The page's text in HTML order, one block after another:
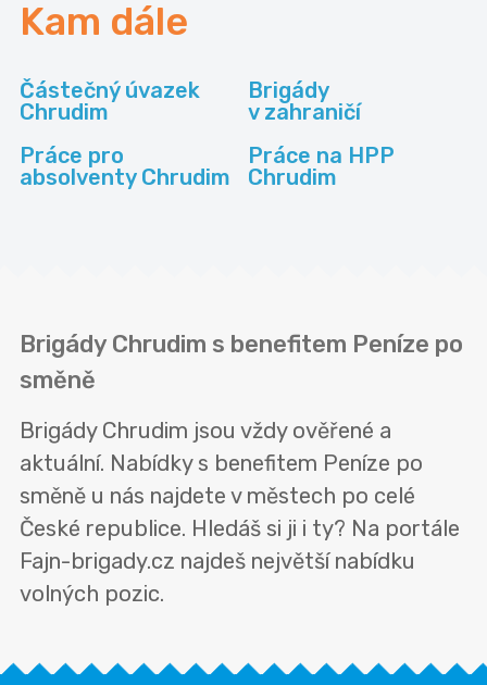
Kam dále
Částečný úvazek
Chrudim
Brigády
v zahraničí
Práce pro
absolventy Chrudim
Práce na HPP
Chrudim
Brigády Chrudim s benefitem Peníze po
směně
Brigády Chrudim jsou vždy ověřené a
aktuální. Nabídky s benefitem Peníze po
směně u nás najdete v městech po celé
České republice. Hledáš si ji i ty? Na portále
Fajn-brigady.cz najdeš největší nabídku
volných pozic.